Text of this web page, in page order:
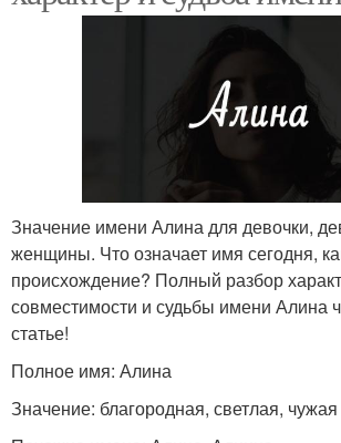
Значение имени Алина для девочки,
женщины. Что означает имя сегодня,
происхождение? Полный разбор
совместимости и судьбы имени Алина
статье!
Полное имя: Алина
Значение: благородная, светлая, чужая